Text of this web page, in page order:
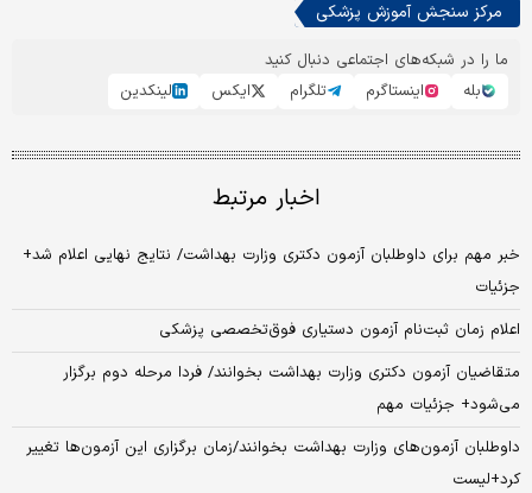
مرکز سنجش آموزش پزشکی
ما را در شبکه‌های اجتماعی دنبال کنید
بله
اینستاگرم تلگرام ایکس لینکدین
اخبار مرتبط
خبر مهم برای داوطلبان آزمون دکتری وزارت بهداشت/ نتایج نهایی اعلام شد+
جزئیات
اعلام زمان ثبت‌نام آزمون دستیاری فوق‌تخصصی پزشکی
متقاضیان آزمون دکتری وزارت بهداشت بخوانند/ فردا مرحله دوم برگزار
می‌شود+ جزئیات مهم
داوطلبان آزمون‌های وزارت بهداشت بخوانند/زمان برگزاری این آزمون‌ها تغییر
کرد+لیست